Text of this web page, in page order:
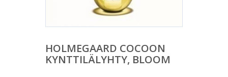
HOLMEGAARD COCOON
KYNTTILÄLYHTY, BLOOM